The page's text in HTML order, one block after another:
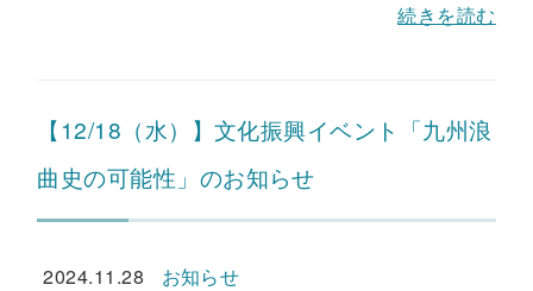
続きを読む
【12/18（水）】文化振興イベント「九州浪
曲史の可能性」のお知らせ
2024.11.28
お知らせ